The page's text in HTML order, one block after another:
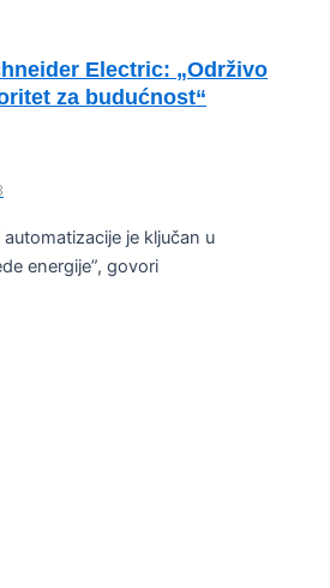
Electric: „Održivo
za budućnost“
je ključan u
energije”, govori